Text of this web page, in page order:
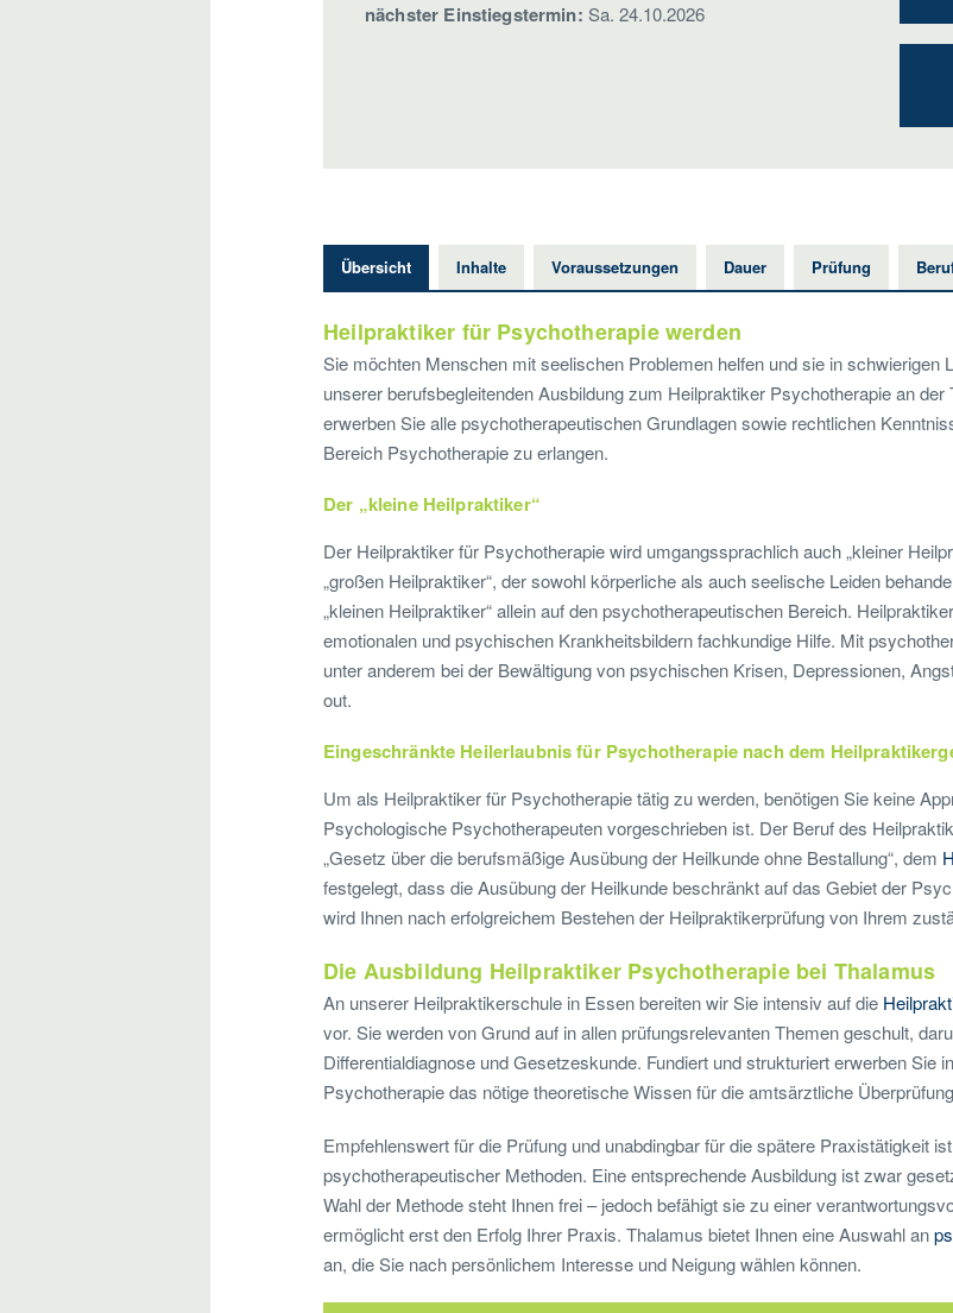
nächster Einstiegstermin: Sa. 24.10.2026
Übersicht Inhalte Voraussetzungen Dauer Prüfung
Heilpraktiker für Psychotherapie werden
Sie möchten Menschen mit seelischen Problemen helfen und sie in schwierigen
unserer berufsbegleitenden Ausbildung zum Heilpraktiker Psychotherapie an
erwerben Sie alle psychotherapeutischen Grundlagen sowie rechtlichen
Bereich Psychotherapie zu erlangen.
Der „kleine Heilpraktiker“
Der Heilpraktiker für Psychotherapie wird umgangssprachlich auch „kleiner
„großen Heilpraktiker“, der sowohl körperliche als auch seelische Leiden
„kleinen Heilpraktiker“ allein auf den psychotherapeutischen Bereich.
emotionalen und psychischen Krankheitsbildern fachkundige Hilfe. Mit
unter anderem bei der Bewältigung von psychischen Krisen, Depressionen,
out.
Eingeschränkte Heilerlaubnis für Psychotherapie nach dem
Um als Heilpraktiker für Psychotherapie tätig zu werden, benötigen Sie keine
Psychologische Psychotherapeuten vorgeschrieben ist. Der Beruf des
„Gesetz über die berufsmäßige Ausübung der Heilkunde ohne Bestallung“, dem
festgelegt, dass die Ausübung der Heilkunde beschränkt auf das Gebiet der
wird Ihnen nach erfolgreichem Bestehen der Heilpraktikerprüfung von Ihrem
Die Ausbildung Heilpraktiker Psychotherapie bei Thalamus
An unserer Heilpraktikerschule in Essen bereiten wir Sie intensiv auf die
vor. Sie werden von Grund auf in allen prüfungsrelevanten Themen geschult,
Differentialdiagnose und Gesetzeskunde. Fundiert und strukturiert erwerben Sie
Psychotherapie das nötige theoretische Wissen für die amtsärztliche
Empfehlenswert für die Prüfung und unabdingbar für die spätere Praxistätigkeit
psychotherapeutischer Methoden. Eine entsprechende Ausbildung ist zwar
Wahl der Methode steht Ihnen frei – jedoch befähigt sie zu einer
ermöglicht erst den Erfolg Ihrer Praxis. Thalamus bietet Ihnen eine Auswahl an
an, die Sie nach persönlichem Interesse und Neigung wählen können.